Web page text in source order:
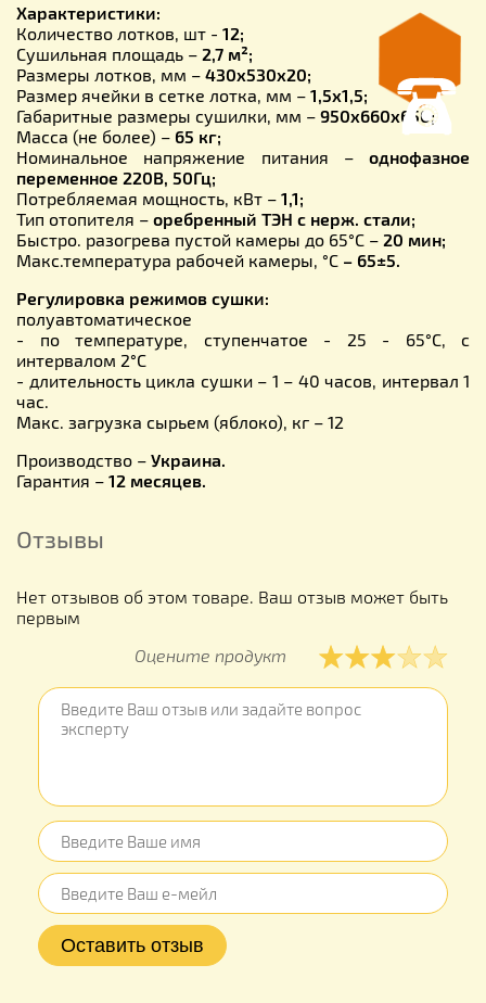
Характеристики:
Количество лотков, шт - 12;
Сушильная площадь – 2,7 м²;
Размеры лотков, мм – 430x530x20;
Размер ячейки в сетке лотка, мм – 1,5х1,5;
Габаритные размеры сушилки, мм – 950x660x650;
Масса (не более) – 65 кг;
Номинальное напряжение питания –однофазное
переменное 220В, 50Гц;
Потребляемая мощность, кВт – 1,1;
Тип отопителя – оребренный ТЭН с нерж. стали;
Быстро. разогрева пустой камеры до 65°С – 20 мин;
Макс.температура рабочей камеры, °С – 65±5.
Регулировка режимов сушки:
полуавтоматическое
- по температуре, ступенчатое - 25 - 65°С, с
интервалом 2°С
- длительность цикла сушки – 1 – 40 часов, интервал 1
час.
Макс. загрузка сырьем (яблоко), кг – 12
Производство – Украина.
Гарантия – 12 месяцев.
Отзывы
Нет отзывов об этом товаре. Ваш отзыв может быть
первым
Оцените продукт